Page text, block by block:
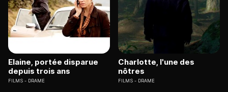
Elaine, portée disparue
depuis trois ans
FILMS DRAME
Charlotte, l'une des
nôtres
FILMS DRAME